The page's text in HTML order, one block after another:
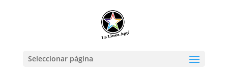
Seleccionar página